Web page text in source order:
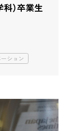
）卒業生
ション